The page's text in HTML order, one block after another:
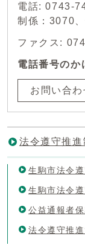
電話: 0743-
制係：3070
ファクス:
電話番号のか
お問い合
法令遵守推進
生駒市法令
生駒市法令
公益通報者
法令遵守推